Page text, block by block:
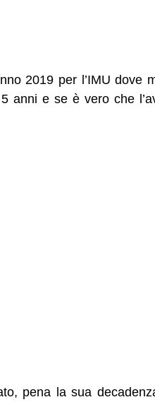
2019 per l’IMU dove
anni e se è vero che
pena la sua